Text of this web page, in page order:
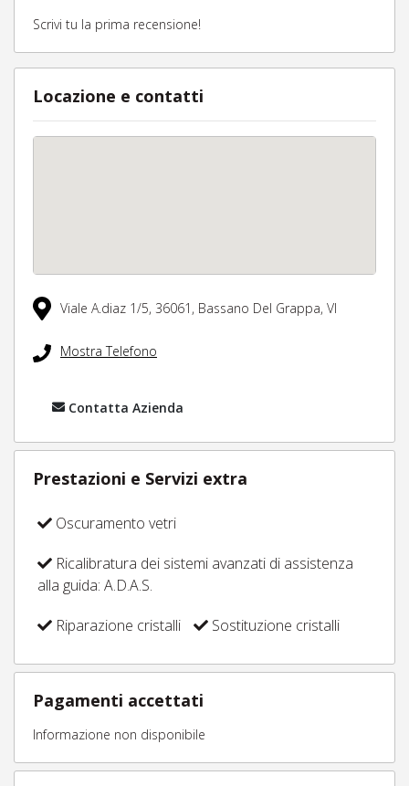
Scrivi tu la prima recensione!
Locazione e contatti
Viale A.diaz 1/5, 36061, Bassano Del Grappa, VI
Mostra Telefono
Contatta Azienda
Prestazioni e Servizi extra
Oscuramento vetri
Ricalibratura dei sistemi avanzati di assistenza
alla guida: A.D.A.S.
Riparazione cristalli
Sostituzione cristalli
Pagamenti accettati
Informazione non disponibile